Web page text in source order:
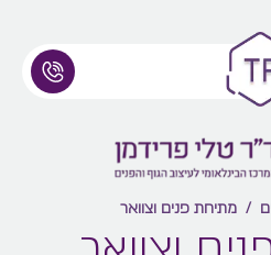
/ מתיחת פנים וצוואר